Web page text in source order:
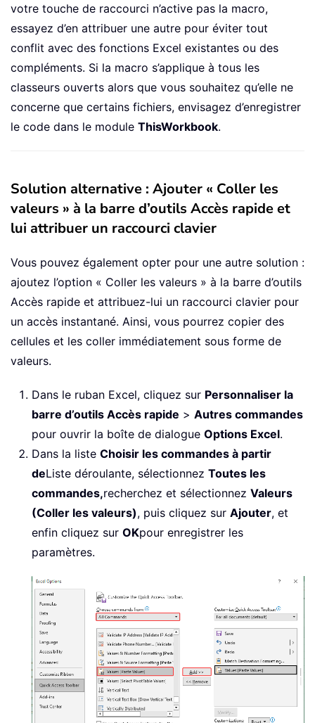
votre touche de raccourci n’active pas la macro,
essayez d’en attribuer une autre pour éviter tout
conflit avec des fonctions Excel existantes ou des
compléments. Si la macro s’applique à tous les
classeurs ouverts alors que vous souhaitez qu’elle ne
concerne que certains fichiers, envisagez d’enregistrer
le code dans le module ThisWorkbook.
Solution alternative : Ajouter « Coller les
valeurs » à la barre d’outils Accès rapide et
lui attribuer un raccourci clavier
Vous pouvez également opter pour une autre solution :
ajoutez l’option « Coller les valeurs » à la barre d’outils
Accès rapide et attribuez-lui un raccourci clavier pour
un accès instantané. Ainsi, vous pourrez copier des
cellules et les coller immédiatement sous forme de
valeurs.
Dans le ruban Excel, cliquez sur Personnaliser la
barre d’outils Accès rapide > Autres commandes
pour ouvrir la boîte de dialogue Options Excel.
Dans la liste Choisir les commandes à partir
deListe déroulante, sélectionnez Toutes les
commandes,recherchez et sélectionnez Valeurs
(Coller les valeurs), puis cliquez sur Ajouter, et
enfin cliquez sur OKpour enregistrer les
paramètres.